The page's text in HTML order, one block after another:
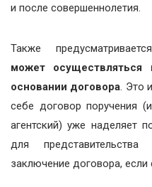
и после совершеннолетия.
Также
может
основании договора. Это
себе договор поручения
агентский) уже наделяет
для
заключение договора, если